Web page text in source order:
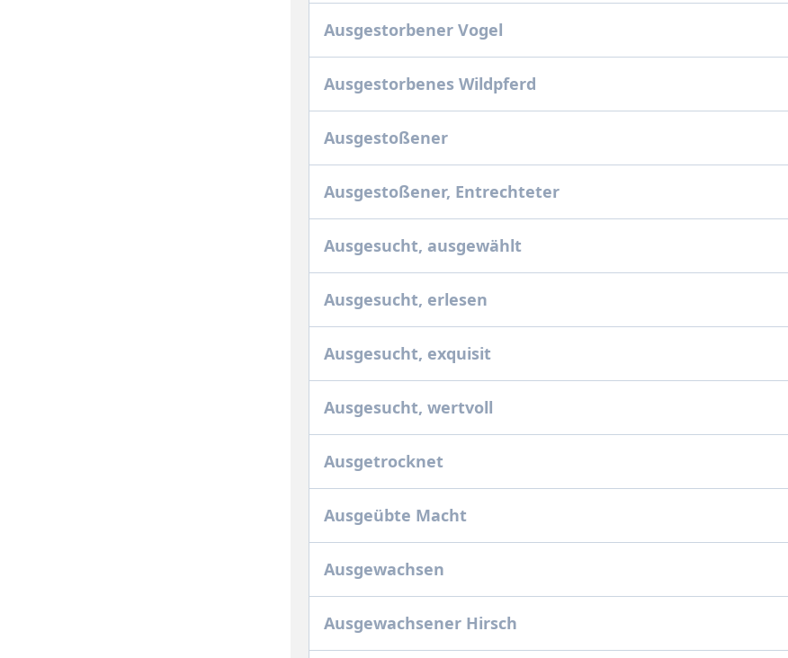
Ausgestorbener Vogel
Ausgestorbenes Wildpferd
Ausgestoßener
Ausgestoßener, Entrechteter
Ausgesucht, ausgewählt
Ausgesucht, erlesen
Ausgesucht, exquisit
Ausgesucht, wertvoll
Ausgetrocknet
Ausgeübte Macht
Ausgewachsen
Ausgewachsener Hirsch